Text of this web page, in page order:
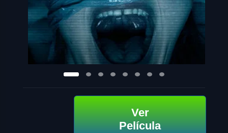
Ver
Película